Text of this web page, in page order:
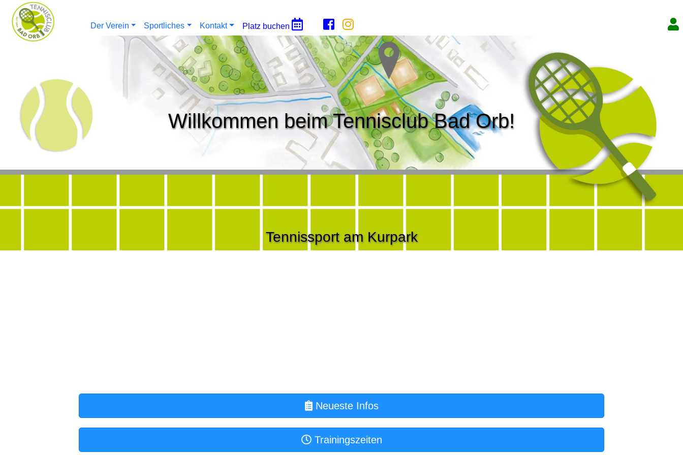
Der Verein Sportliches Kontakt Platz buchen
Willkommen beim Tennisclub Bad Orb!
Tennissport am Kurpark
Neueste Infos
Trainingszeiten